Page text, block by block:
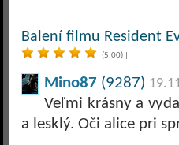
Balení filmu Resident
(5,00)
Mino87 (9287)
Veľmi krásny a
a lesklý. Oči alice pri